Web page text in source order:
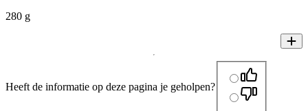
280 g
Heeft de informatie op deze pagina je geholpen?